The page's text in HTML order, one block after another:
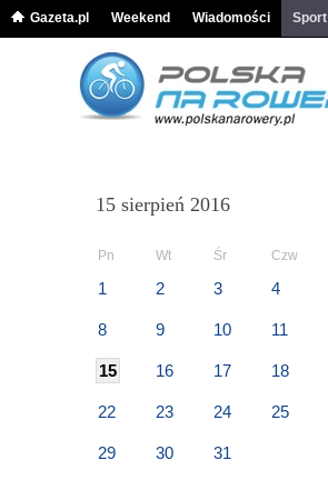
Gazeta.pl Weekend Wiadomości Sport
15 sierpień 2016
Pn Wt Śr Czw
1 2 3 4
8 9 10 11
15 16 17 18
22 23 24 25
29 30 31